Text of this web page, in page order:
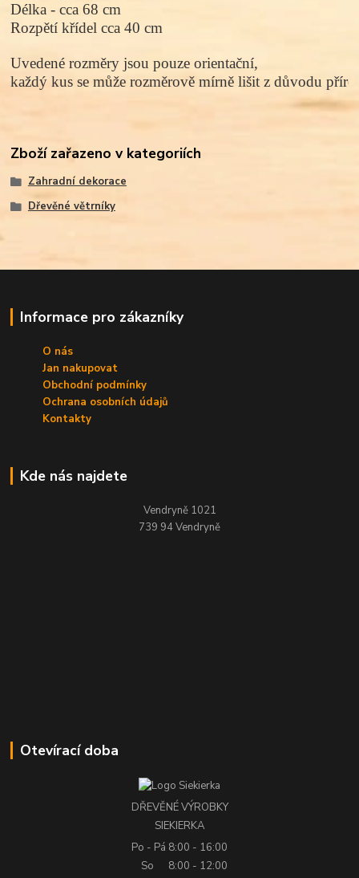
Délka - cca 68 cm
Rozpětí křídel cca 40 cm
Uvedené rozměry jsou pouze orientační,
každý kus se může rozměrově mírně lišit z důvodu
Zboží zařazeno v kategoriích
Zahradní dekorace
Dřevěné větrníky
Informace pro zákazníky
O nás
Jan nakupovat
Obchodní podmínky
Ochrana osobních údajů
Kontakty
Kde nás najdete
Vendryně 1021
739 94 Vendryně
Otevírací doba
DŘEVĚNÉ VÝROBKY
SIEKIERKA
Po - Pá 8:00 - 16:00
So
8:00 - 12:00